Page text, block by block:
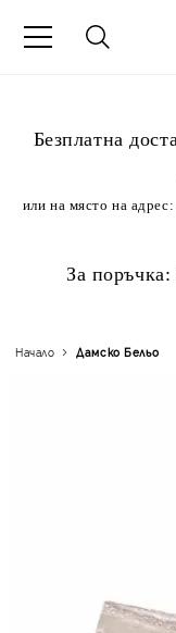
или на място на адрес:
За поръчка:
Начало Дамско Бельо